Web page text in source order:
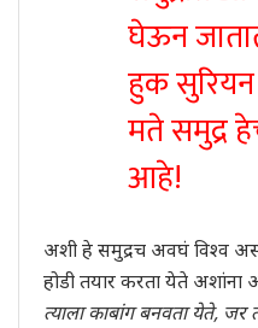
घेऊन
हुक
मते समुद्र
आहे!
अशी हे समुद्रच अवघं विश्व
होडी तयार करता येते अशांना
त्याला काबांग बनवता येते,